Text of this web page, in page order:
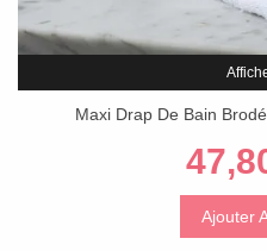
Maxi Drap De Bain
Ajouter